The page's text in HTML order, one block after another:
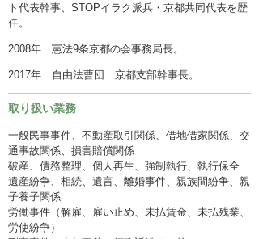
ト代表幹事、STOPイラク派兵・京都共同代表を歴
任。
2008年 憲法9条京都の会事務局長。
2017年 自由法曹団 京都支部幹事長。
取り扱い業務
一般民事事件、不動産取引関係、借地借家関係、交
通事故関係、損害賠償関係
破産、債務整理、個人再生、強制執行、執行保全
遺産紛争、相続、遺言、離婚事件、親族間紛争、親
子養子関係
労働事件（解雇、雇い止め、未払賃金、未払残業、
労使紛争）